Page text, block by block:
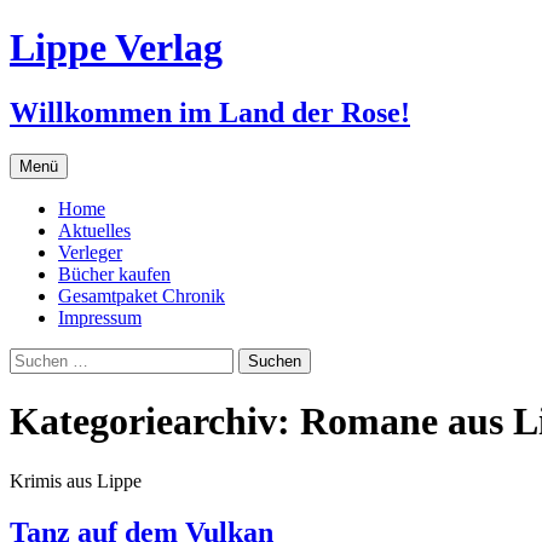
Zum
Inhalt
Lippe Verlag
Willkommen im Land der Rose!
Menü
Home
Aktuelles
Verleger
Bücher kaufen
Gesamtpaket Chronik
Impressum
Suchen
nach:
Kategoriearchiv: Romane aus
Krimis aus Lippe
Tanz auf dem Vulkan